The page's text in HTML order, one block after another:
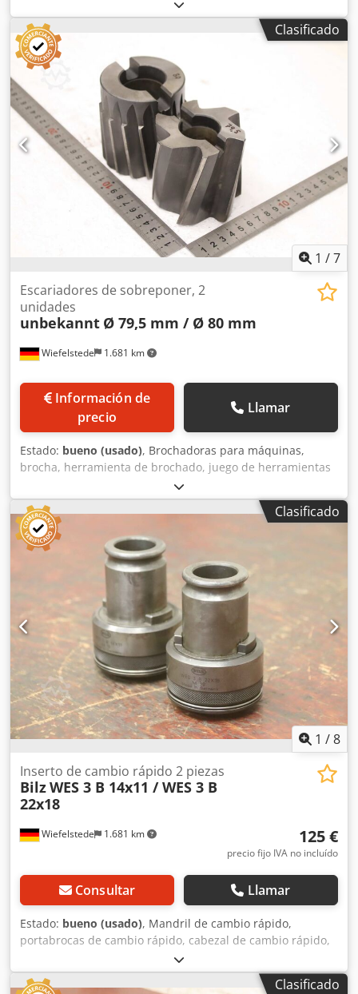
cambio rápido. -Eje de acoplamiento: MK4 -Sistema de
sujeción de herramientas: MK4 Dcodped R Smyofx Aiiok -
Dimensiones: Ø 87/268 mm -Peso: 4,1 kg
Clasificado
1 /7
Wiefelstede 1.681 km
Escariadores de sobreponer, 2
unidades
unbekannt Ø 79,5 mm / Ø 80 mm
Información de
precio
Llamar
Estado: bueno (usado), Brochadoras para máquinas,
brocha, herramienta de brochado, juego de herramientas
de corte para calibración -Brochadoras de tipo insertable:
2 unidades -Tipo: Ø 79,5 mm, alojamiento 29/33 mm
Dcjdpfx Aozhlaijiiek -Tipo: Ø 80 mm, alojamiento 37/40 mm
-Entrega/Precio: completo -Dimensiones de transporte:
160/80/A 90 mm -Peso total: 3,8 kg
Clasificado
1 /8
Wiefelstede 1.681 km
Inserto de cambio rápido 2 piezas
BilzWES 3 B 14x11 / WES 3 B
22x18
125 €
precio fijo IVA no incluído
Consultar Llamar
Estado: bueno (usado), Mandril de cambio rápido,
portabrocas de cambio rápido, cabezal de cambio rápido,
portabrocas sin llave, inserto de cambio rápido, insertos
intercambiables, portafresas, mandril de pinza, manguitos
reductores, portaaccesorios, inserto de cambio rápido de
Clasificado